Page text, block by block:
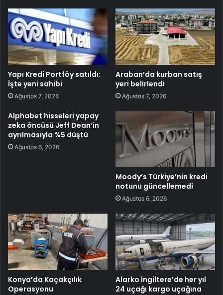
Yapı Kredi Portföy satıldı:
İşte yeni sahibi
Ağustos 7, 2026
Araban’da kurban satış
yeri belirlendi
Ağustos 7, 2026
Alphabet hisseleri yapay
zeka öncüsü Jeff Dean’in
ayrılmasıyla %5 düştü
Ağustos 6, 2026
Moody’s Türkiye’nin kredi
notunu güncellemedi
Ağustos 6, 2026
Konya’da Kaçakçılık
Operasyonu
Alarko İngiltere’de her yıl
24 uçağı kargo uçağına